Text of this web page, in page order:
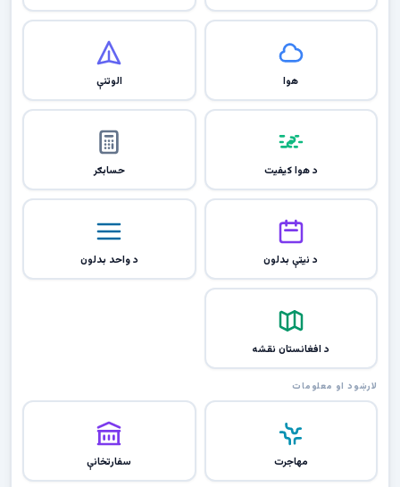
هوا الوتنې
د هوا کیفیت حسابګر
د نیټې بدلون د واحد بدلون
د افغانستان نقشه
لارښود او معلومات
مهاجرت سفارتخانې